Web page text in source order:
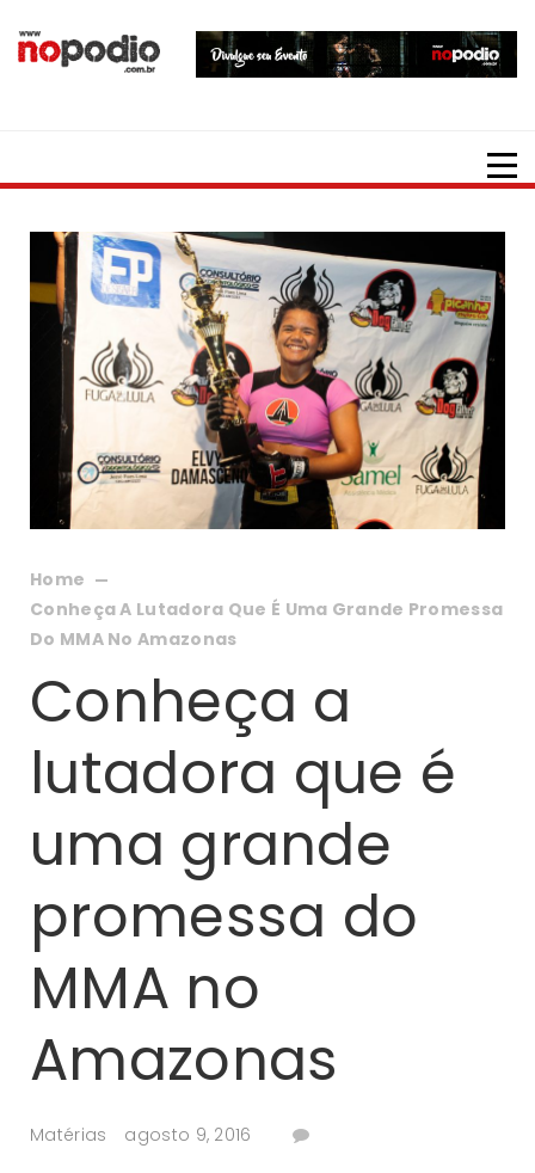
Home
Conheça A Lutadora Que É Uma Grande Promessa
Do MMA No Amazonas
Conheça a
lutadora que é
uma grande
promessa do
MMA no
Amazonas
Matérias agosto 9, 2016